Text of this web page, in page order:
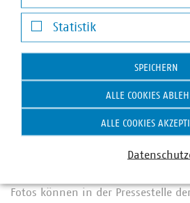
gefragt, wenn unsere Region auch
Industrieansiedlungen ein Wort
bedeutet das, die Stadt
Schwammstadt zu transformieren,
https://
Fotos können in der Pressestelle
Darstellung von YouTube-
Statistik
Statistik
SPEICHERN
ALLE COOKIES
ALLE COOKIES